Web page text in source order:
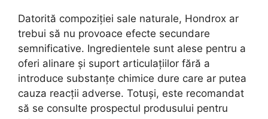
Datorită compoziției sale naturale, Hondrox ar
trebui să nu provoace efecte secundare
semnificative. Ingredientele sunt alese pentru a
oferi alinare și suport articulațiilor fără a
introduce substanțe chimice dure care ar putea
cauza reacții adverse. Totuși, este recomandat
să se consulte prospectul produsului pentru